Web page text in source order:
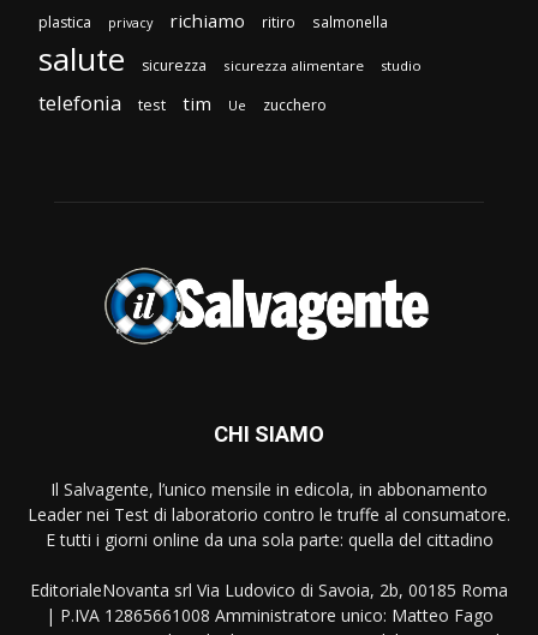
plastica privacy richiamo ritiro salmonella
salute sicurezza sicurezza alimentare studio
telefonia test tim Ue zucchero
CHI SIAMO
Il Salvagente, l’unico mensile in edicola, in abbonamento
Leader nei Test di laboratorio contro le truffe al consumatore.
E tutti i giorni online da una sola parte: quella del cittadino
EditorialeNovanta srl Via Ludovico di Savoia, 2b, 00185 Roma
| P.IVA 12865661008 Amministratore unico: Matteo Fago